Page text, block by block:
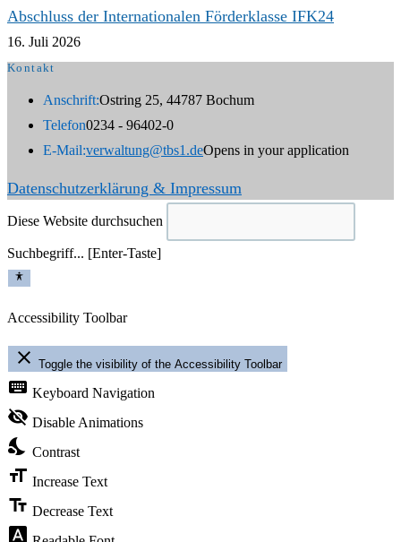
Abschluss der Internationalen Förderklasse IFK24
16. Juli 2026
Kontakt
Anschrift:Ostring 25, 44787 Bochum
Telefon0234 - 96402-0
E-Mail:verwaltung@tbs1.deOpens in your application
Datenschutzerklärung & Impressum
Diese Website durchsuchen
Suchbegriff... [Enter-Taste]
Accessibility Toolbar
close Toggle the visibility of the Accessibility Toolbar
keyboard Keyboard Navigation
visibility_off Disable Animations
nights_stay Contrast
format_size Increase Text
text_fields Decrease Text
font_download